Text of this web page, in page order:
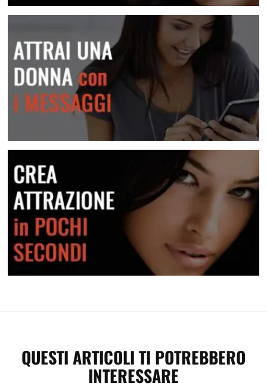
Conosci centinaia di donne nuove
Attrai una donna con i messaggi
QUESTI ARTICOLI TI POTREBBERO
INTERESSARE